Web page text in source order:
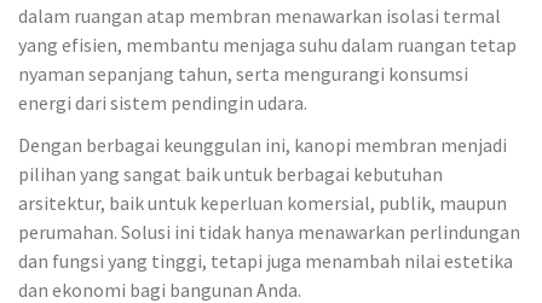
dalam ruangan atap membran menawarkan isolasi termal
yang efisien, membantu menjaga suhu dalam ruangan tetap
nyaman sepanjang tahun, serta mengurangi konsumsi
energi dari sistem pendingin udara.
Dengan berbagai keunggulan ini, kanopi membran menjadi
pilihan yang sangat baik untuk berbagai kebutuhan
arsitektur, baik untuk keperluan komersial, publik, maupun
perumahan. Solusi ini tidak hanya menawarkan perlindungan
dan fungsi yang tinggi, tetapi juga menambah nilai estetika
dan ekonomi bagi bangunan Anda.